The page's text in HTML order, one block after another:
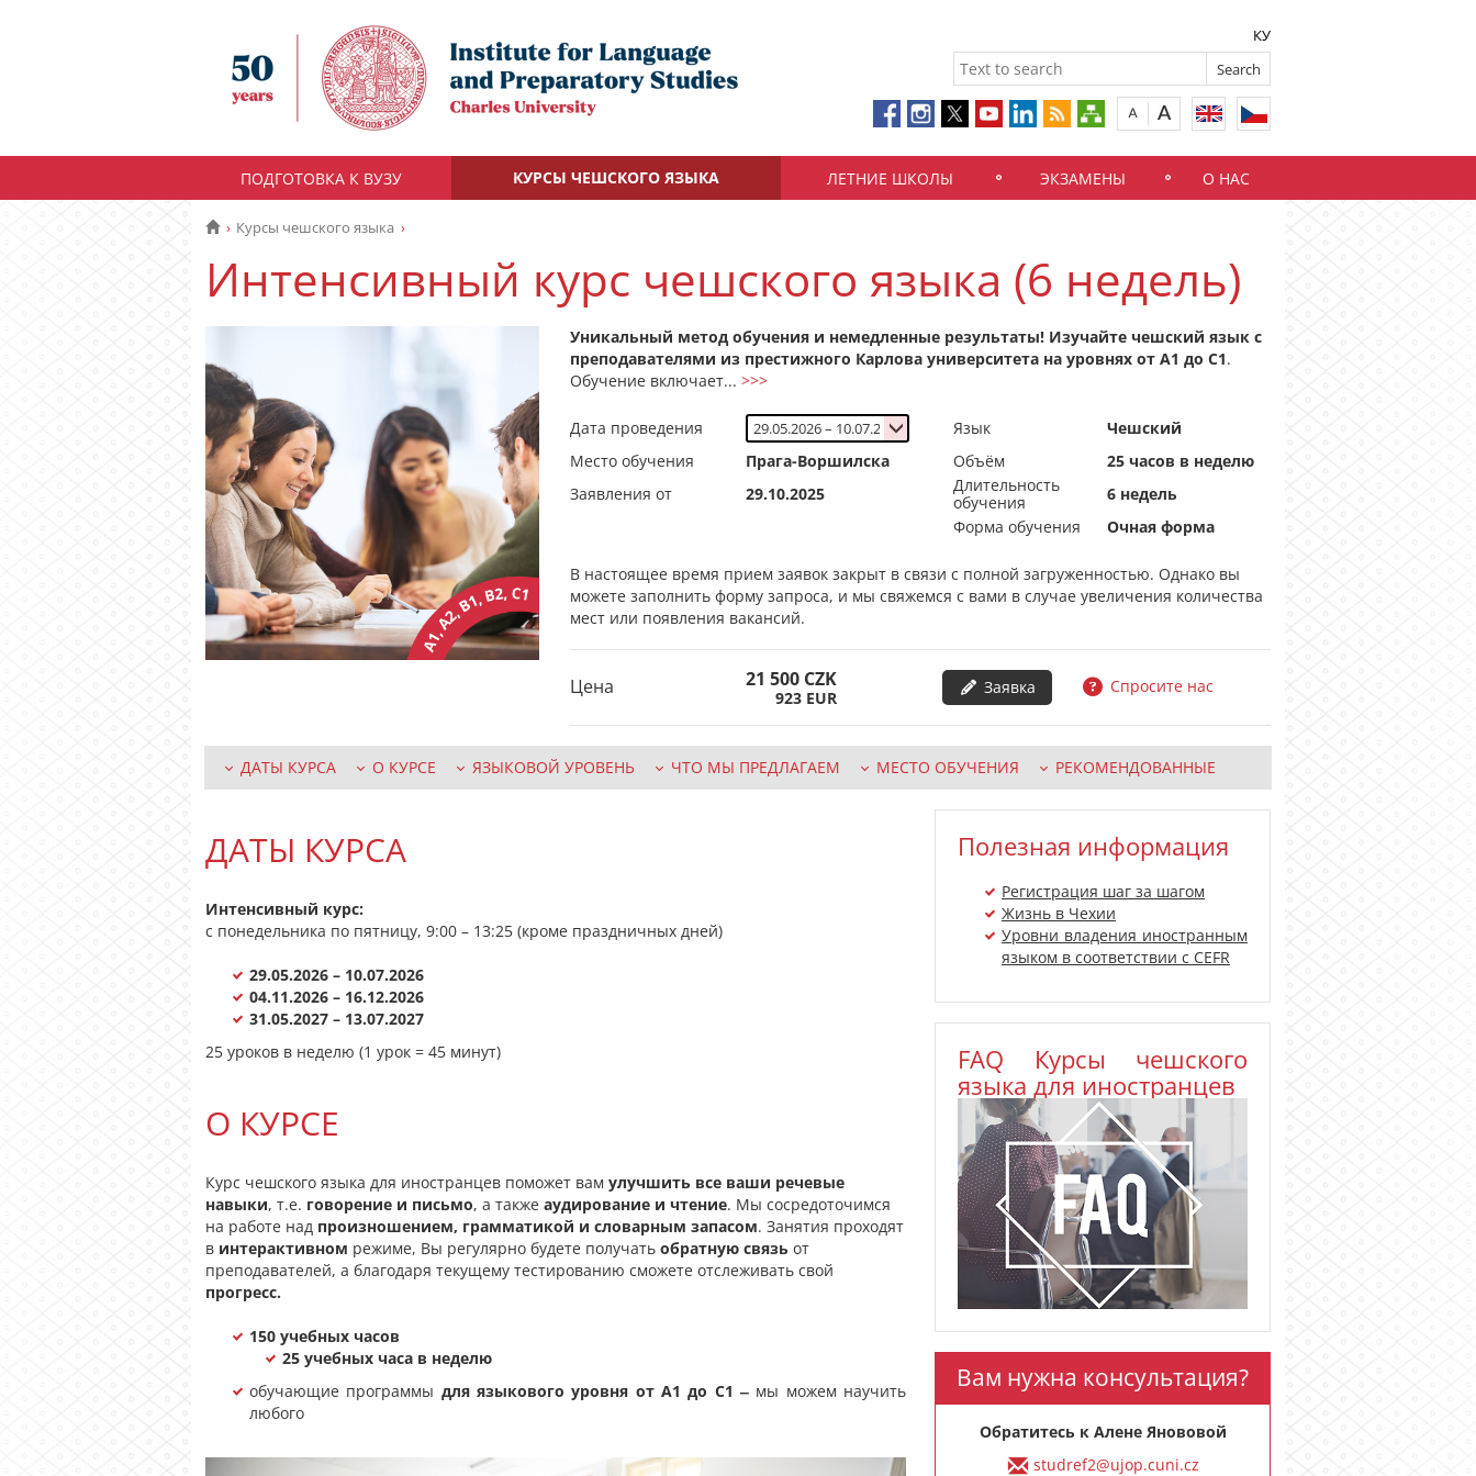
КУ
ПОДГОТОВКА К ВУЗУ КУРСЫ ЧЕШСКОГО ЯЗЫКА ЛЕТНИЕ ШКОЛЫ ЭКЗАМЕНЫ О НАС
Курсы чешского языка
Интенсивный курс чешского языка (6 недель)
Уникальный метод обучения и немедленные результаты! Изучайте чешский язык с
преподавателями из престижного Карлова университета на уровнях от A1 до C1.
Обучение включает... >>>
Дата проведения Язык
Чешский
Место обучения
Прага-Воршилска Объём
25 часов в неделю
Заявления от
29.10.2025
Длительность
обучения
6 недель
Форма обучения
Очная форма
В настоящее время прием заявок закрыт в связи с полной загруженностью. Однако вы
можете заполнить форму запроса, и мы свяжемся с вами в случае увеличения количества
мест или появления вакансий.
Цена 21 500 CZK
923 EUR
Спросите нас
ДАТЫ КУРСА О КУРСЕ ЯЗЫКОВОЙ УРОВЕНЬ ЧТО МЫ ПРЕДЛАГАЕМ МЕСТО ОБУЧЕНИЯ РЕКОМЕНДОВАННЫЕ
ДАТЫ КУРСА
Интенсивный курс:
с понедельника по пятницу, 9:00 – 13:25 (кроме праздничных дней)
29.05.2026 – 10.07.2026
04.11.2026 – 16.12.2026
31.05.2027 – 13.07.2027
25 уроков в неделю (1 урок = 45 минут)
О КУРСЕ
Курс чешского языка для иностранцев поможет вам улучшить все ваши речевые
навыки, т.е. говорение и письмо, а также аудирование и чтение. Мы сосредоточимся
на работе над произношением, грамматикой и словарным запасом. Занятия проходят
в интерактивном режиме, Вы регулярно будете получать обратную связь от
преподавателей, а благодаря текущему тестированию сможете отслеживать свой
прогресс.
150 учебных часов
25 учебных часа в неделю
обучающие программы для языкового уровня от А1 до С1 ‒ мы можем научить
любого
Полезная информация
Регистрация шаг за шагом
Жизнь в Чехии
Уровни владения иностранным
языком в соответствии с CEFR
FAQ Курсы чешского
языка для иностранцев
Вам нужна консультация?
Обратитесь к Алене Янововой
studref2@ujop.cuni.cz